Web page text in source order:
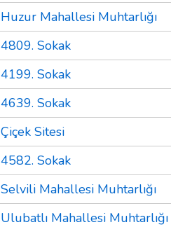
Huzur Mahallesi Muhtarlığı
4809. Sokak
4199. Sokak
4639. Sokak
Çiçek Sitesi
4582. Sokak
Selvili Mahallesi Muhtarlığı
Ulubatlı Mahallesi Muhtarlığı